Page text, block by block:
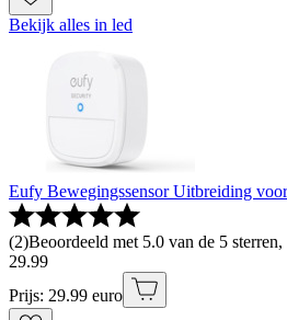
Bekijk alles in led
Eufy Bewegingssensor Uitbreiding
(2)Beoordeeld met 5.0 van de 5
29.99
Prijs: 29.99 euro